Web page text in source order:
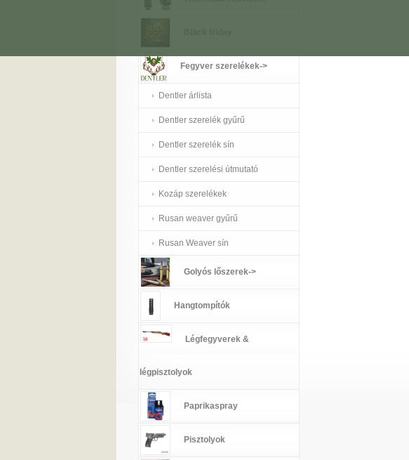
Fegyver szerelékek->
Dentler árlista
Dentler szerelék gyűrű
Dentler szerelék sín
Dentler szerelési útmutató
Kozáp szerelékek
Rusan weaver gyűrű
Rusan Weaver sín
Golyós lőszerek->
Hangtompítók
Légfegyverek &
légpisztolyok
Paprikaspray
Pisztolyok